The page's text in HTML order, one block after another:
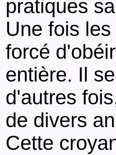
pratiques
Une fois
forcé
entière. Il
d'autres
de divers
Cette